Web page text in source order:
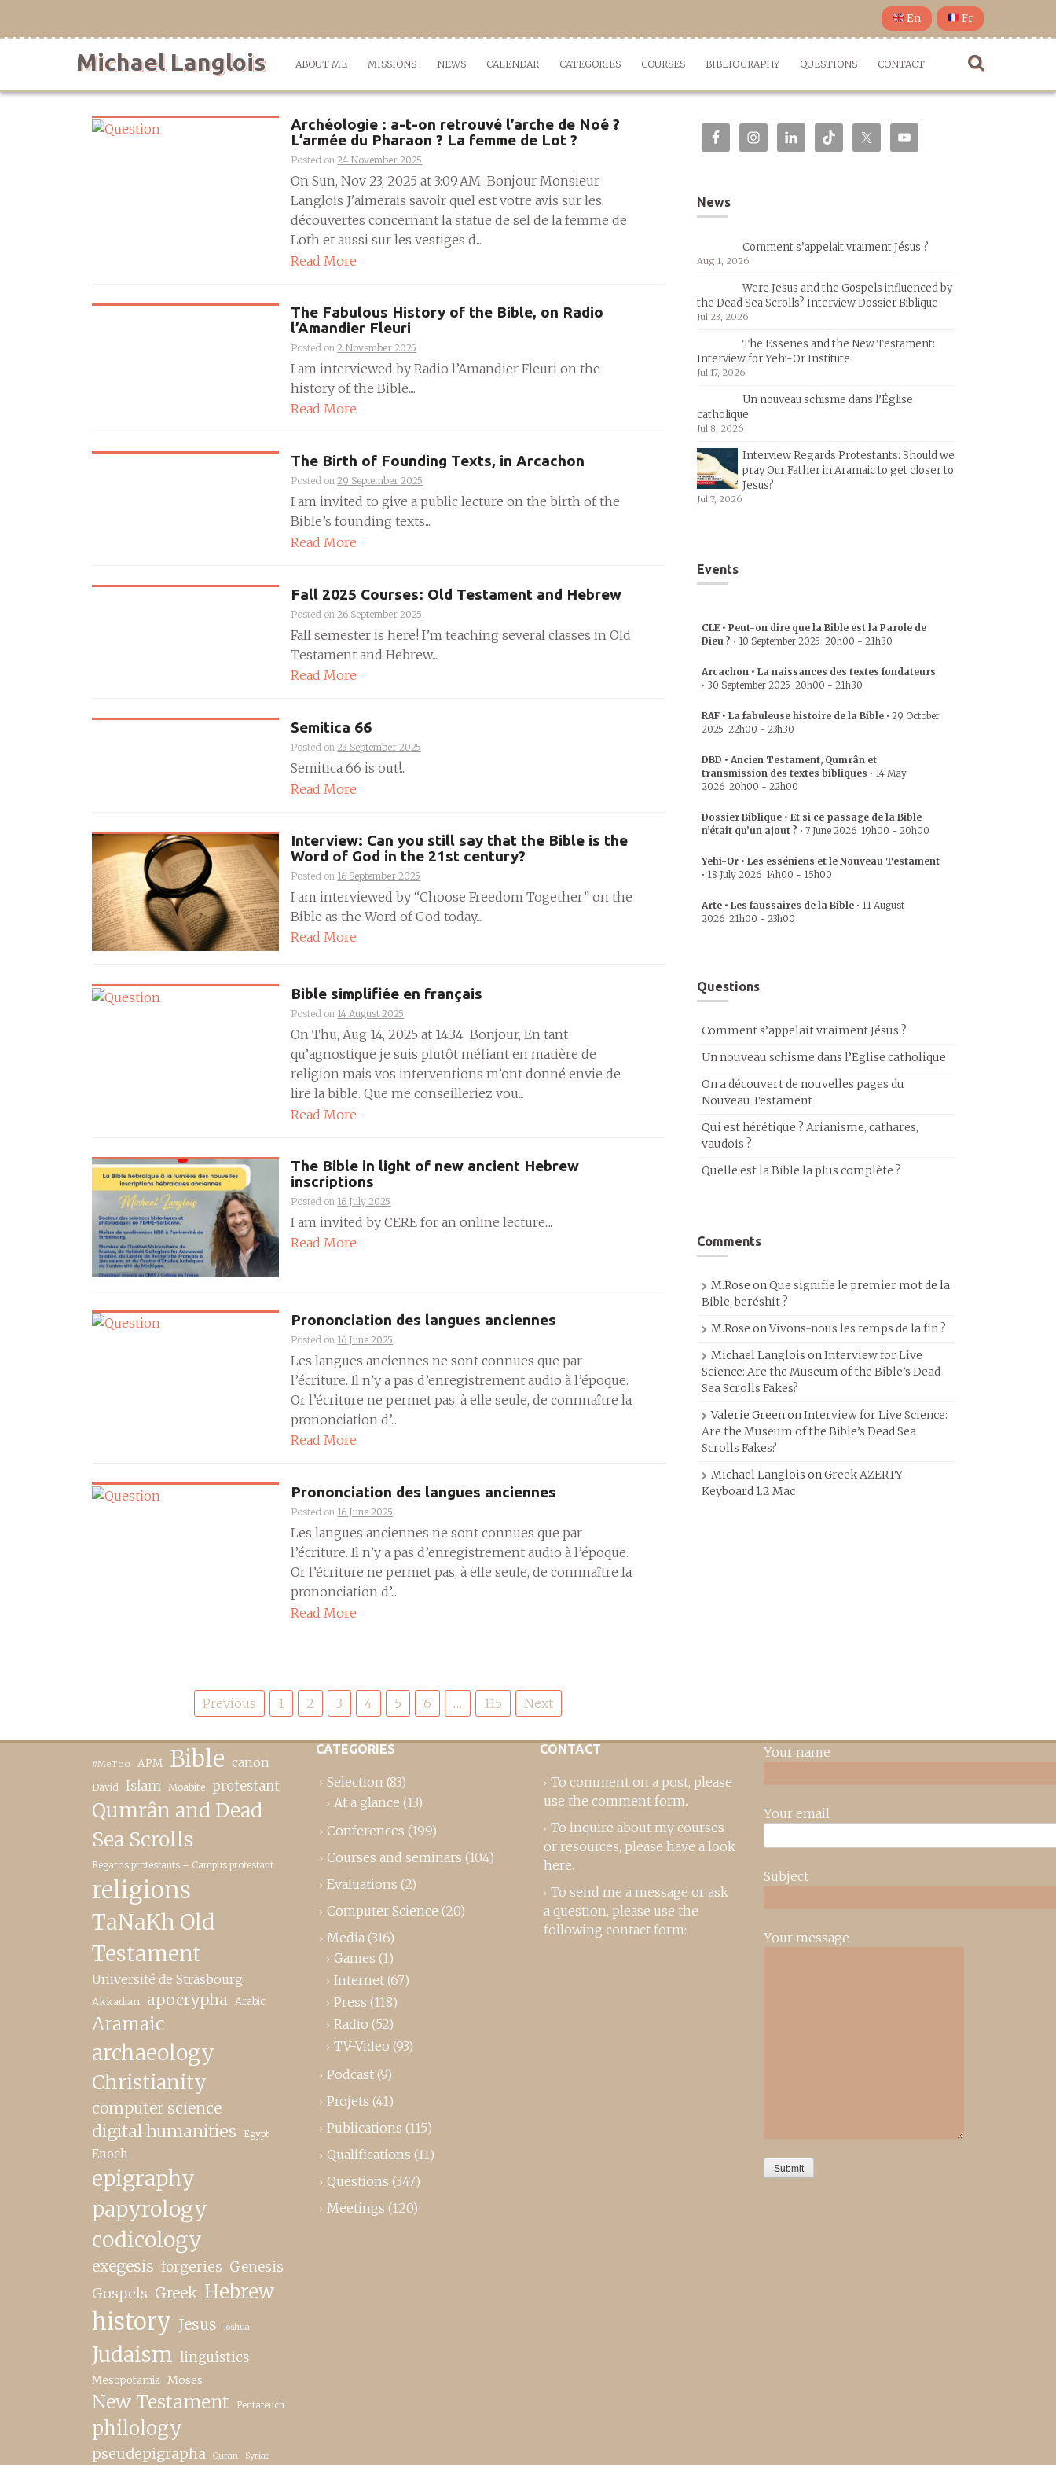
En Fr
Michael Langlois ABOUT ME MISSIONS NEWS CALENDAR CATEGORIES COURSES BIBLIOGRAPHY QUESTIONS CONTACT
Archéologie : a-t-on retrouvé l’arche de Noé ?
L’armée du Pharaon ? La femme de Lot ?
Posted on24 November 2025
On Sun, Nov 23, 2025 at 3:09 AM Bonjour Monsieur
Langlois J'aimerais savoir quel est votre avis sur les
découvertes concernant la statue de sel de la femme de
Loth et aussi sur les vestiges d...
Read More
The Fabulous History of the Bible, on Radio
l’Amandier Fleuri
Posted on2 November 2025
I am interviewed by Radio l’Amandier Fleuri on the
history of the Bible....
Read More
The Birth of Founding Texts, in Arcachon
Posted on29 September 2025
I am invited to give a public lecture on the birth of the
Bible’s founding texts....
Read More
Fall 2025 Courses: Old Testament and Hebrew
Posted on26 September 2025
Fall semester is here! I’m teaching several classes in Old
Testament and Hebrew....
Read More
Semitica 66
Posted on23 September 2025
Semitica 66 is out!...
Read More
Interview: Can you still say that the Bible is the
Word of God in the 21st century?
Posted on 16 September 2025
I am interviewed by “Choose Freedom Together” on the
Bible as the Word of God today....
Read More
Bible simplifiée en français
Posted on 14 August 2025
On Thu, Aug 14, 2025 at 14:34 Bonjour, En tant
qu’agnostique je suis plutôt méfiant en matière de
religion mais vos interventions m’ont donné envie de
lire la bible. Que me conseilleriez vou...
Read More
The Bible in light of new ancient Hebrew
inscriptions
Posted on 16 July 2025
I am invited by CERE for an online lecture....
Read More
Prononciation des langues anciennes
Posted on 16 June 2025
Les langues anciennes ne sont connues que par
l’écriture. Il n’y a pas d’enregistrement audio à l’époque.
Or l’écriture ne permet pas, à elle seule, de connnaître la
prononciation d’...
Read More
Prononciation des langues anciennes
Posted on 16 June 2025
Les langues anciennes ne sont connues que par
l’écriture. Il n’y a pas d’enregistrement audio à l’époque.
Or l’écriture ne permet pas, à elle seule, de connnaître la
prononciation d’...
Read More
Previous 1 2 3 4 5 6 … 115 Next
News
Comment s’appelait vraiment Jésus ?
Aug 1, 2026
Were Jesus and the Gospels influenced by
the Dead Sea Scrolls? Interview Dossier Biblique
Jul 23, 2026
The Essenes and the New Testament:
Interview for Yehi-Or Institute
Jul 17, 2026
Un nouveau schisme dans l’Église
catholique
Jul 8, 2026
Interview Regards Protestants: Should we
pray Our Father in Aramaic to get closer to
Jesus?
Jul 7, 2026
Events
CLE • Peut-on dire que la Bible est la Parole de
Dieu ? • 10 September 2025 20h00 - 21h30
Arcachon • La naissances des textes fondateurs
• 30 September 2025 20h00 - 21h30
RAF • La fabuleuse histoire de la Bible • 29 October
2025 22h00 - 23h30
DBD • Ancien Testament, Qumrân et
transmission des textes bibliques • 14 May
2026 20h00 - 22h00
Dossier Biblique • Et si ce passage de la Bible
n’était qu’un ajout ? • 7 June 2026 19h00 - 20h00
Yehi-Or • Les esséniens et le Nouveau Testament
• 18 July 2026 14h00 - 15h00
Arte • Les faussaires de la Bible • 11 August
2026 21h00 - 23h00
Questions
Comment s’appelait vraiment Jésus ?
Un nouveau schisme dans l’Église catholique
On a découvert de nouvelles pages du
Nouveau Testament
Qui est hérétique ? Arianisme, cathares,
vaudois ?
Quelle est la Bible la plus complète ?
Comments
M.Rose onQue signifie le premier mot de la
Bible, beréshit ?
M.Rose onVivons-nous les temps de la fin ?
Michael Langlois onInterview for Live
Science: Are the Museum of the Bible’s Dead
Sea Scrolls Fakes?
Valerie GreenonInterview for Live Science:
Are the Museum of the Bible’s Dead Sea
Scrolls Fakes?
Michael Langlois onGreek AZERTY
Keyboard 1.2 Mac
#MeToo APM Bible canon
David Islam Moabite protestant
Qumrân and Dead
Sea Scrolls
Regards protestants – Campus protestant
religions
TaNaKh Old
Testament
Université de Strasbourg
Akkadian apocrypha Arabic
Aramaic
archaeology
Christianity
computer science
digital humanities Egypt
Enoch
epigraphy
papyrology
codicology
exegesis forgeries Genesis
Gospels Greek Hebrew
history Jesus Joshua
Judaism linguistics
Mesopotamia Moses
New Testament Pentateuch
philology
pseudepigrapha Quran Syriac
CATEGORIES
Selection (83)
At a glance (13)
Conferences (199)
Courses and seminars (104)
Evaluations (2)
Computer Science (20)
Media (316)
Games (1)
Internet (67)
Press (118)
Radio (52)
TV-Video (93)
Podcast (9)
Projets (41)
Publications (115)
Qualifications (11)
Questions (347)
Meetings (120)
CONTACT
To comment on a post, please
use the comment form..
To inquire about my courses
or resources, please have a look
here.
To send me a message or ask
a question, please use the
following contact form:
Your name
Your email
Subject
Your message